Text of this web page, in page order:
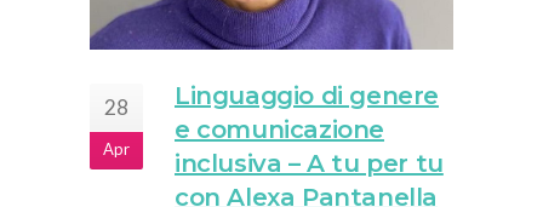
28
Apr
Linguaggio di genere
e comunicazione
inclusiva – A tu per tu
con Alexa Pantanella